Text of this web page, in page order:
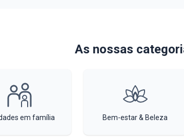
As nossas
em família Bem-estar & Beleza